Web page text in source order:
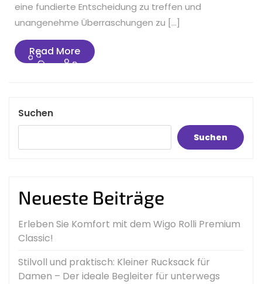
eine fundierte Entscheidung zu treffen und
unangenehme Überraschungen zu […]
Read MoreRead
More
Suchen
Suchen
Neueste Beiträge
Erleben Sie Komfort mit dem Wigo Rolli Premium
Classic!
Stilvoll und praktisch: Kleiner Rucksack für
Damen – Der ideale Begleiter für unterwegs